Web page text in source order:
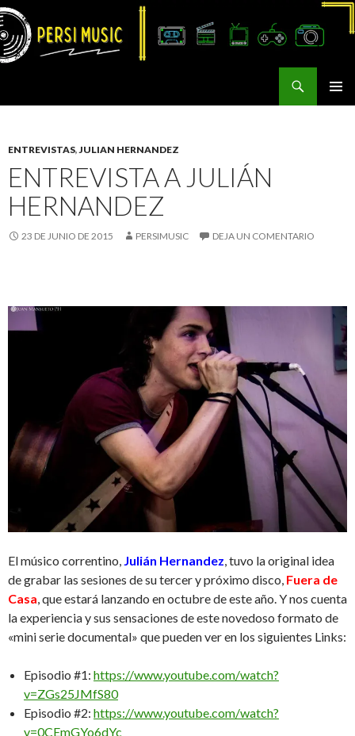
ENTREVISTAS,JULIAN HERNANDEZ
ENTREVISTA A JULIÁN
HERNANDEZ
23 DE JUNIO DE 2015 PERSIMUSIC DEJA UN COMENTARIO
El músico correntino, Julián Hernandez, tuvo la original idea
de grabar las sesiones de su tercer y próximo disco, Fuera de
Casa, que estará lanzando en octubre de este año. Y nos cuenta
la experiencia y sus sensaciones de este novedoso formato de
«mini serie documental» que pueden ver en los siguientes Links:
Episodio #1: https://www.youtube.com/watch?
v=ZGs25JMfS80
Episodio #2: https://www.youtube.com/watch?
v=0CEmGYo6dYc